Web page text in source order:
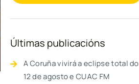
Últimas publicacións
A Coruña vivirá a eclipse total do
12 de agosto e CUAC FM